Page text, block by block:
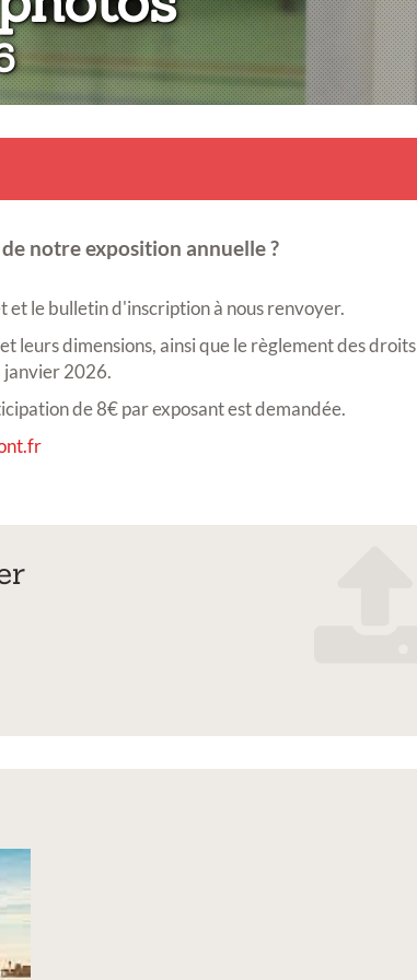
notre exposition annuelle ?
et le bulletin d'inscription à nous renvoyer.
leurs dimensions, ainsi que le règlement des droits
janvier 2026.
de 8€ par exposant est demandée.